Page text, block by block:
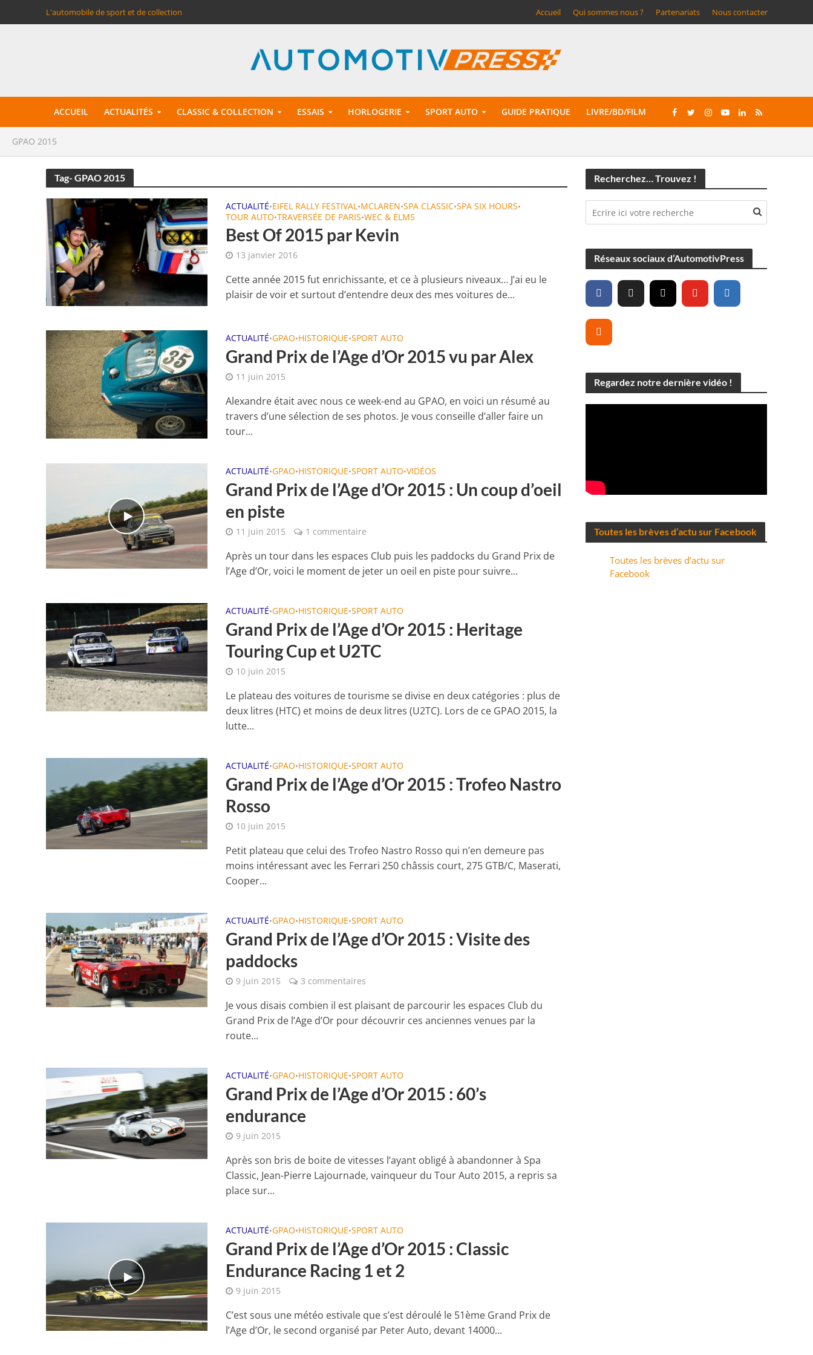
L'automobile de sport et de collection Accueil Qui sommes nous ? Partenariats Nous contacter
ACCUEIL ACTUALITÉS CLASSIC & COLLECTION ESSAIS HORLOGERIE SPORT AUTO GUIDE PRATIQUE LIVRE/BD/FILM
GPAO 2015
Tag- GPAO 2015
ACTUALITÉ•EIFEL RALLY FESTIVAL•MCLAREN•SPA CLASSIC•SPA SIX HOURS•
TOUR AUTO•TRAVERSÉE DE PARIS•WEC & ELMS
Best Of 2015 par Kevin
13 janvier 2016
Cette année 2015 fut enrichissante, et ce à plusieurs niveaux… J’ai eu le
plaisir de voir et surtout d’entendre deux des mes voitures de...
ACTUALITÉ•GPAO•HISTORIQUE•SPORT AUTO
Grand Prix de l’Age d’Or 2015 vu par Alex
11 juin 2015
Alexandre était avec nous ce week-end au GPAO, en voici un résumé au
travers d’une sélection de ses photos. Je vous conseille d’aller faire un
tour...
ACTUALITÉ•GPAO•HISTORIQUE•SPORT AUTO•VIDÉOS
Grand Prix de l’Age d’Or 2015 : Un coup d’oeil
en piste
11 juin 2015 1 commentaire
Après un tour dans les espaces Club puis les paddocks du Grand Prix de
l’Age d’Or, voici le moment de jeter un oeil en piste pour suivre...
ACTUALITÉ•GPAO•HISTORIQUE•SPORT AUTO
Grand Prix de l’Age d’Or 2015 : Heritage
Touring Cup et U2TC
10 juin 2015
Le plateau des voitures de tourisme se divise en deux catégories : plus de
deux litres (HTC) et moins de deux litres (U2TC). Lors de ce GPAO 2015, la
lutte...
ACTUALITÉ•GPAO•HISTORIQUE•SPORT AUTO
Grand Prix de l’Age d’Or 2015 : Trofeo Nastro
Rosso
10 juin 2015
Petit plateau que celui des Trofeo Nastro Rosso qui n’en demeure pas
moins intéressant avec les Ferrari 250 châssis court, 275 GTB/C, Maserati,
Cooper...
ACTUALITÉ•GPAO•HISTORIQUE•SPORT AUTO
Grand Prix de l’Age d’Or 2015 : Visite des
paddocks
9 juin 2015 3 commentaires
Je vous disais combien il est plaisant de parcourir les espaces Club du
Grand Prix de l’Age d’Or pour découvrir ces anciennes venues par la
route...
ACTUALITÉ•GPAO•HISTORIQUE•SPORT AUTO
Grand Prix de l’Age d’Or 2015 : 60’s
endurance
9 juin 2015
Après son bris de boite de vitesses l’ayant obligé à abandonner à Spa
Classic, Jean-Pierre Lajournade, vainqueur du Tour Auto 2015, a repris sa
place sur...
ACTUALITÉ•GPAO•HISTORIQUE•SPORT AUTO
Grand Prix de l’Age d’Or 2015 : Classic
Endurance Racing 1 et 2
9 juin 2015
C’est sous une météo estivale que s’est déroulé le 51ème Grand Prix de
l’Age d’Or, le second organisé par Peter Auto, devant 14000...
Recherchez… Trouvez !
Réseaux sociaux d’AutomotivPress
Regardez notre dernière vidéo !
Toutes les brèves d’actu sur Facebook
Toutes les brèves d’actu sur
Facebook